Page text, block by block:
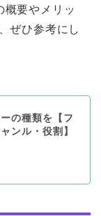
概要やメリッ
ぜひ参考にし
の種類を【フ
ンル・役割】